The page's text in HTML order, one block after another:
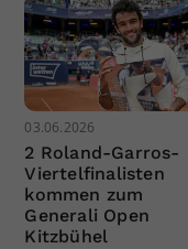
03.06.2026
2 Roland-Garros-
Viertelfinalisten
kommen zum
Generali Open
Kitzbühel